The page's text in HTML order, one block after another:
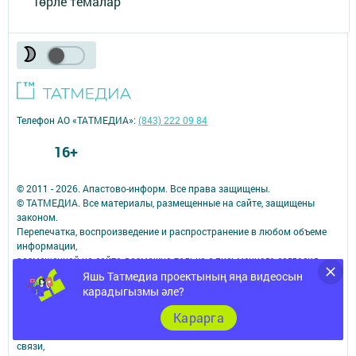
Яшь Татмедиа проектының яңа видеосын
карадыгызмы әле?
Карарга
© 2011 - 2026. Апастово-информ. Все права защищены.
© ТАТМЕДИА. Все материалы, размещенные на сайте, защищены
законом.
Перепечатка, воспроизведение и распространение в любом объеме
информации,
размещенной на сайте, возможна только с письменного согласия
редакций СМИ.
При поддержке Республиканского агентства по печати и массовым
коммуникациям.
Наименование СМИ: Апастово-информ
СМИ зарегистрировано Федеральной службой по надзору в сфере
связи,
Телефон АО «ТАТМЕДИА»:(843) 222 09 84
16+